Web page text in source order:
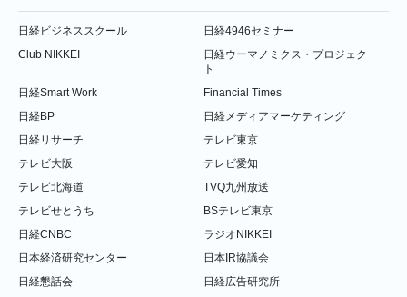
日経ビジネススクール
日経4946セミナー
Club NIKKEI
日経ウーマノミクス・プロジェク
ト
日経Smart Work
Financial Times
日経BP
日経メディアマーケティング
日経リサーチ
テレビ東京
テレビ大阪
テレビ愛知
テレビ北海道
TVQ九州放送
テレビせとうち
BSテレビ東京
日経CNBC
ラジオNIKKEI
日本経済研究センター
日本IR協議会
日経懇話会
日経広告研究所